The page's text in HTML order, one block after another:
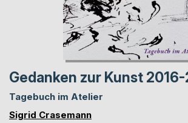
Gedanken zur Kunst
Tagebuch im Atelier
Sigrid Crasemann